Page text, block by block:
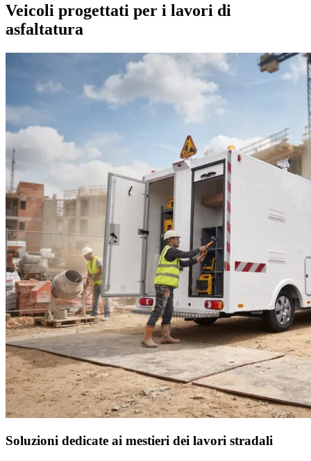
Veicoli progettati per i lavori di
asfaltatura
Soluzioni dedicate ai mestieri dei lavori stradali